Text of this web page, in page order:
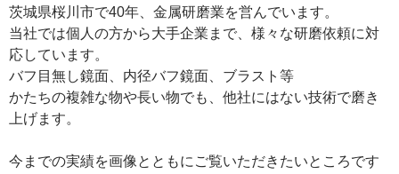
茨城県桜川市で40年、金属研磨業を営んでいます。
当社では個人の方から大手企業まで、様々な研磨依頼に対
応しています。
バフ目無し鏡面、内径バフ鏡面、ブラスト等
かたちの複雑な物や長い物でも、他社にはない技術で磨き
上げます。
今までの実績を画像とともにご覧いただきたいところです